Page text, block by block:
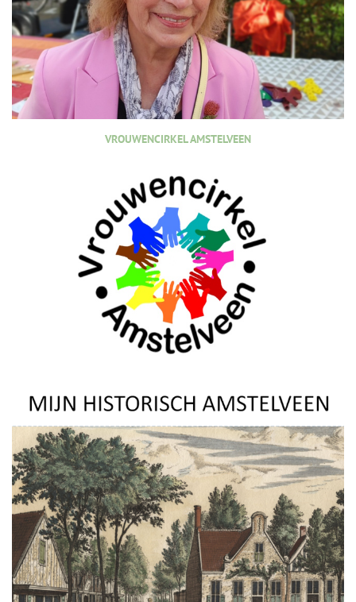
VROUWENCIRKEL AMSTELVEEN